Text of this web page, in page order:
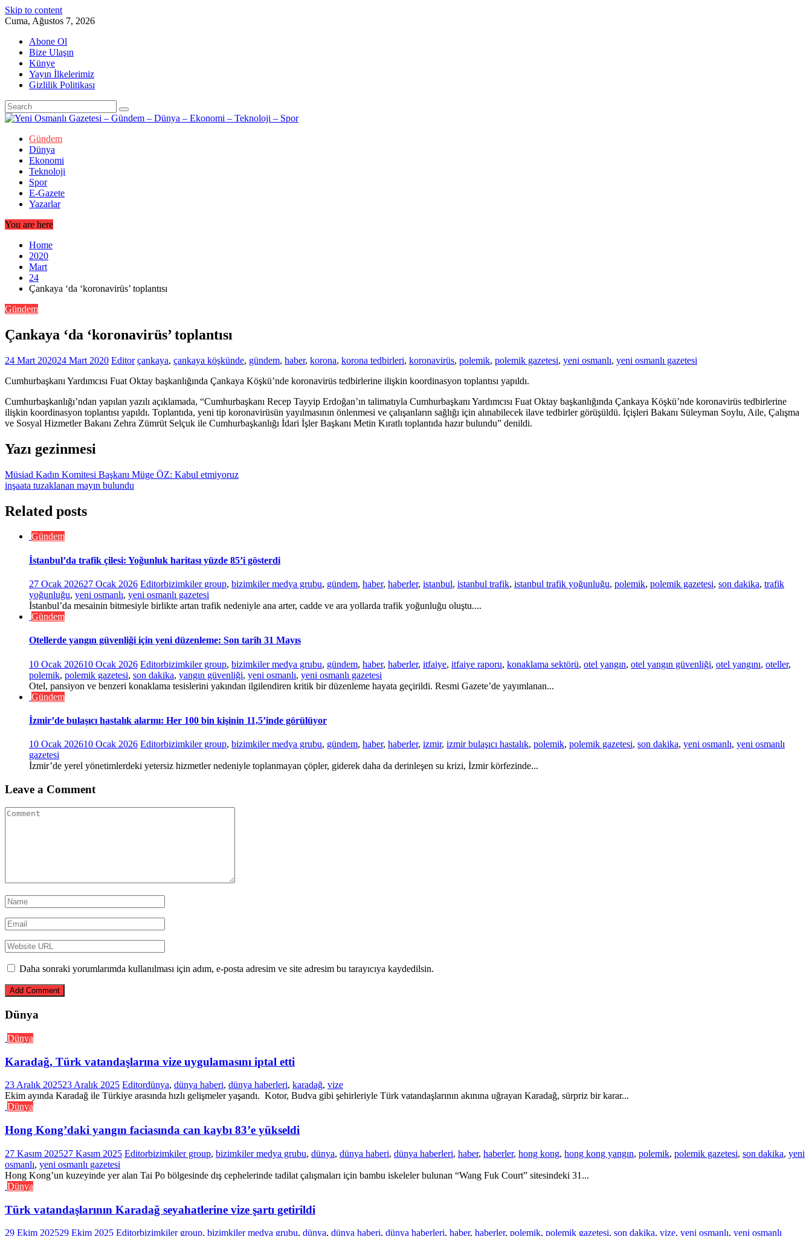
Skip to content
Cuma, Ağustos 7, 2026
Abone Ol
Bize Ulaşın
Künye
Yayın İlkelerimiz
Gizlilik Politikası
Gündem
Dünya
Ekonomi
Teknoloji
Spor
E-Gazete
Yazarlar
You are here
Home
2020
Mart
24
Çankaya ‘da ‘koronavirüs’ toplantısı
Gündem
Çankaya ‘da ‘koronavirüs’ toplantısı
24 Mart 202024 Mart 2020 Editor çankaya, çankaya köşkünde, gündem, haber, korona, korona tedbirleri, koronavirüs, polemik, polemik gazetesi, yeni osmanlı, yeni osmanlı gazetesi
Cumhurbaşkanı Yardımcısı Fuat Oktay başkanlığında Çankaya Köşkü’nde koronavirüs tedbirlerine ilişkin koordinasyon toplantısı yapıldı.
Cumhurbaşkanlığı’ndan yapılan yazılı açıklamada, “Cumhurbaşkanı Recep Tayyip Erdoğan’ın talimatıyla Cumhurbaşkanı Yardımcısı Fuat Oktay başkanlığında Çankaya Köşkü’nde koronavirüs tedbirlerine
ilişkin koordinasyon toplantısı yapıldı. Toplantıda, yeni tip koronavirüsün yayılmasının önlenmesi ve çalışanların sağlığı için alınabilecek ilave tedbirler görüşüldü. İçişleri Bakanı Süleyman Soylu, Aile, Çalışma
ve Sosyal Hizmetler Bakanı Zehra Zümrüt Selçuk ile Cumhurbaşkanlığı İdari İşler Başkanı Metin Kıratlı toplantıda hazır bulundu” denildi.
Yazı gezinmesi
Müsiad Kadın Komitesi Başkanı Müge ÖZ: Kabul etmiyoruz
inşaata tuzaklanan mayın bulundu
Related posts
Gündem
İstanbul’da trafik çilesi: Yoğunluk haritası yüzde 85’i gösterdi
27 Ocak 202627 Ocak 2026 Editorbizimkiler group, bizimkiler medya grubu, gündem, haber, haberler, istanbul, istanbul trafik, istanbul trafik yoğunluğu, polemik, polemik gazetesi, son dakika, trafik
yoğunluğu, yeni osmanlı, yeni osmanlı gazetesi
İstanbul’da mesainin bitmesiyle birlikte artan trafik nedeniyle ana arter, cadde ve ara yollarda trafik yoğunluğu oluştu....
Gündem
Otellerde yangın güvenliği için yeni düzenleme: Son tarih 31 Mayıs
10 Ocak 202610 Ocak 2026 Editorbizimkiler group, bizimkiler medya grubu, gündem, haber, haberler, itfaiye, itfaiye raporu, konaklama sektörü, otel yangın, otel yangın güvenliği, otel yangını, oteller,
polemik, polemik gazetesi, son dakika, yangın güvenliği, yeni osmanlı, yeni osmanlı gazetesi
Otel, pansiyon ve benzeri konaklama tesislerini yakından ilgilendiren kritik bir düzenleme hayata geçirildi. Resmi Gazete’de yayımlanan...
Gündem
İzmir’de bulaşıcı hastalık alarmı: Her 100 bin kişinin 11,5’inde görülüyor
10 Ocak 202610 Ocak 2026 Editorbizimkiler group, bizimkiler medya grubu, gündem, haber, haberler, izmir, izmir bulaşıcı hastalık, polemik, polemik gazetesi, son dakika, yeni osmanlı, yeni osmanlı
gazetesi
İzmir’de yerel yönetimlerdeki yetersiz hizmetler nedeniyle toplanmayan çöpler, giderek daha da derinleşen su krizi, İzmir körfezinde...
Leave a Comment
Daha sonraki yorumlarımda kullanılması için adım, e-posta adresim ve site adresim bu tarayıcıya kaydedilsin.
Dünya
Dünya
Karadağ, Türk vatandaşlarına vize uygulamasını iptal etti
23 Aralık 202523 Aralık 2025 Editordünya, dünya haberi, dünya haberleri, karadağ, vize
Ekim ayında Karadağ ile Türkiye arasında hızlı gelişmeler yaşandı. Kotor, Budva gibi şehirleriyle Türk vatandaşlarının akınına uğrayan Karadağ, sürpriz bir karar...
Dünya
Hong Kong’daki yangın faciasında can kaybı 83’e yükseldi
27 Kasım 202527 Kasım 2025 Editorbizimkiler group, bizimkiler medya grubu, dünya, dünya haberi, dünya haberleri, haber, haberler, hong kong, hong kong yangın, polemik, polemik gazetesi, son dakika, yeni
osmanlı, yeni osmanlı gazetesi
Hong Kong’un kuzeyinde yer alan Tai Po bölgesinde dış cephelerinde tadilat çalışmaları için bambu iskeleler bulunan “Wang Fuk Court” sitesindeki 31...
Dünya
Türk vatandaşlarının Karadağ seyahatlerine vize şartı getirildi
29 Ekim 202529 Ekim 2025 Editorbizimkiler group, bizimkiler medya grubu, dünya, dünya haberi, dünya haberleri, haber, haberler, polemik, polemik gazetesi, son dakika, vize, yeni osmanlı, yeni osmanlı